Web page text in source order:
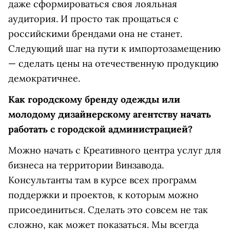
даже сформироваться своя лояльная
аудитория. И просто так прощаться с
российскими брендами она не станет.
Следующий шаг на пути к импортозамещению
— сделать цены на отечественную продукцию
демократичнее.
Как городскому бренду одежды или
молодому дизайнерскому агентству начать
работать с городской администрацией?
Можно начать с Креативного центра услуг для
бизнеса на территории Винзавода.
Консультанты там в курсе всех программ
поддержки и проектов, к которым можно
присоединиться. Сделать это совсем не так
сложно, как может показаться. Мы всегда